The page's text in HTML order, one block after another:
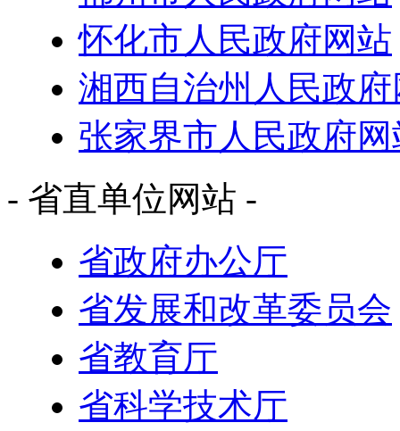
怀化市人民政府网站
湘西自治州人民政
张家界市人民政府网
- 省直单位网站 -
省政府办公厅
省发展和改革委员会
省教育厅
省科学技术厅